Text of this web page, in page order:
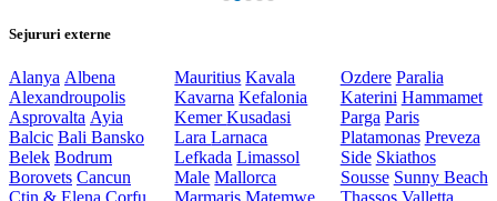
Sejururi externe
Alanya Albena
Alexandroupolis
Asprovalta Ayia
Balcic Bali Bansko
Belek Bodrum
Borovets Cancun
Ctin & Elena Corfu
Mauritius Kavala
Kavarna Kefalonia
KemerKusadasi
LaraLarnaca
Lefkada Limassol
Male Mallorca
Marmaris Matemwe
Ozdere Paralia
Katerini Hammamet
Parga Paris
Platamonas Preveza
Side Skiathos
Sousse Sunny Beach
Thassos Valletta